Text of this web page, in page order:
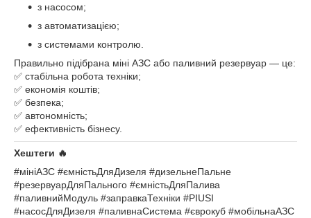
з насосом;
з автоматизацією;
з системами контролю.
Правильно підібрана міні АЗС або паливний резервуар — це:
✅ стабільна робота техніки;
✅ економія коштів;
✅ безпека;
✅ автономність;
✅ ефективність бізнесу.
Хештеги 🔥
#мініАЗС #ємністьДляДизеля #дизельнеПальне
#резервуарДляПального #ємністьДляПалива
#паливнийМодуль #заправкаТехніки #PIUSI
#насосДляДизеля #паливнаСистема #єврокуб #мобільнаАЗС